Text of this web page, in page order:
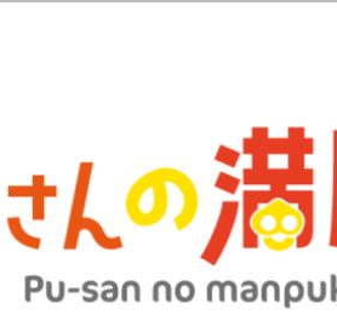
槻・茨木・吹田・
ー情報更新中！